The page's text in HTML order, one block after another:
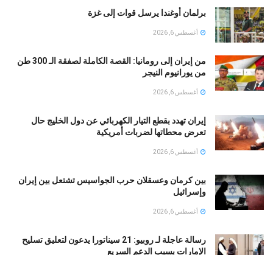
برلمان أوغندا يرسل قوات إلى غزة
أغسطس 6, 2026
من إيران إلى رومانيا: القصة الكاملة لصفقة الـ 300 طن
من يورانيوم النيجر
أغسطس 6, 2026
إيران تهدد بقطع التيار الكهربائي عن دول الخليج حال
تعرض محطاتها لضربات أمريكية
أغسطس 6, 2026
بين كرمان وعسقلان حرب الجواسيس تشتعل بين إيران
وإسرائيل
أغسطس 6, 2026
رسالة عاجلة لـ روبيو: 21 سيناتورا يدعون لتعليق تسليح
الإمارات بسبب الدعم السريع